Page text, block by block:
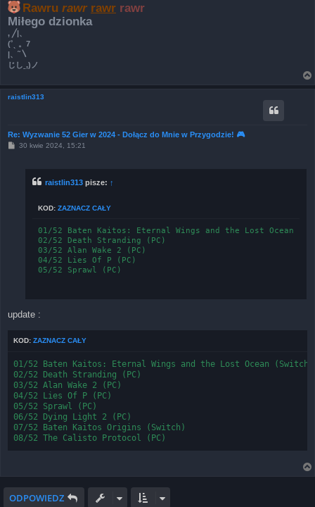
Rawru rawr rawr rawr
Miłego dzionka
, ╱|、
(˚ˎ 。7
|、˜〵
じしˍ,)ノ
raistlin313
Re: Wyzwanie 52 Gier w 2024 - Dołącz do Mnie w Przygodzie! 🎮
P30 kwie 2024, 15:21
raistlin313 pisze: ↑
KOD: ZAZNACZ CAŁY
01/52 Baten Kaitos: Eternal Wings and the Lost Ocean
02/52 Death Stranding (PC)
03/52 Alan Wake 2 (PC)
04/52 Lies Of P (PC)
update :
KOD: ZAZNACZ CAŁY
01/52 Baten Kaitos: Eternal Wings and the Lost Ocean (Switch)
02/52 Death Stranding (PC)
03/52 Alan Wake 2 (PC)
04/52 Lies Of P (PC)
05/52 Sprawl (PC)
06/52 Dying Light 2 (PC)
07/52 Baten Kaitos Origins (Switch)
ODPOWIEDZ